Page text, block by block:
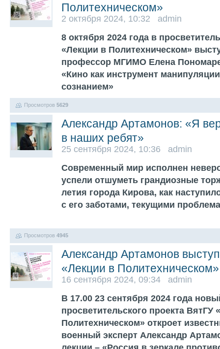
Политехническом»
2 октября 2024, 10:32 admin
8 октября 2024 года в
«Лекции в Политехническом»
профессор МГИМО Елена
«Кино как инструмент
сознанием»
Просмотров 5629
Александр Артамонов: «Я
в наших ребят»
25 сентября 2024, 10:36 admin
Современный мир исполнен
успели отшуметь грандиозные
летия города Кирова, как
с его заботами, текущими
Просмотров 4945
Александр Артамонов
«Лекции в Политехническом»
16 сентября 2024, 09:34 admin
В 17.00 23 сентября 2024 года
просветительского проекта ВятГУ
Политехническом» откроет
военный эксперт Александр